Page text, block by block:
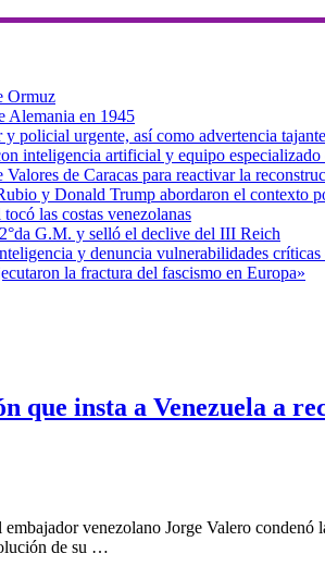
Ormuz
Alemania en 1945
policial urgente, así como advertencia
inteligencia artificial y equipo especializado
de Caracas para reactivar la
y Donald Trump abordaron el contexto
las costas venezolanas
G.M. y selló el declive del III Reich
y denuncia vulnerabilidades
la fractura del fascismo en Europa»
que insta a Venezuela a
venezolano Jorge Valero
de su …